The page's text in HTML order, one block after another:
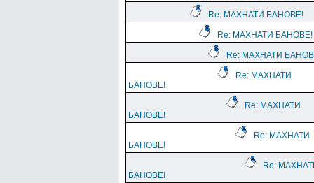
Re: МАХНАТИ БАНОВЕ!
Re: МАХНАТИ БАНОВЕ!
Re: МАХНАТИ
Re: МАХНАТИ
БАНОВЕ!
Re: МАХНАТИ
БАНОВЕ!
Re: МАХНАТИ
БАНОВЕ!
Re:
БАНОВЕ!